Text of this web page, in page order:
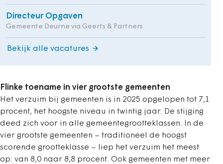
Directeur Opgaven
Gemeente Deurne via Geerts & Partners
Bekijk alle vacatures
Flinke toename in vier grootste gemeenten
Het verzuim bij gemeenten is in 2025 opgelopen tot 7,1
procent, het hoogste niveau in twintig jaar. De stijging
deed zich voor in alle gemeentegrootteklassen. In de
vier grootste gemeenten – traditioneel de hoogst
scorende grootteklasse – liep het verzuim het meest
op: van 8,0 naar 8,8 procent. Ook gemeenten met meer